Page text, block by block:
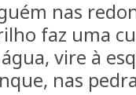
nas
faz uma
vire à
nas